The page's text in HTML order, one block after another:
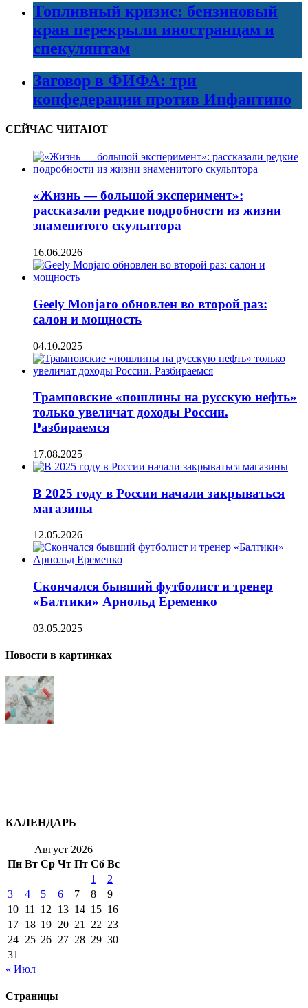
Топливный кризис: бензиновый
кран перекрыли иностранцам и
спекулянтам
Заговор в ФИФА: три
конфедерации против Инфантино
СЕЙЧАС ЧИТАЮТ
«Жизнь — большой эксперимент»:
рассказали редкие подробности из жизни
знаменитого скульптора
16.06.2026
Geely Monjaro обновлен во второй раз:
салон и мощность
04.10.2025
Трамповские «пошлины на русскую нефть»
только увеличат доходы России.
Разбираемся
17.08.2025
В 2025 году в России начали закрываться
магазины
12.05.2026
Скончался бывший футболист и тренер
«Балтики» Арнольд Еременко
03.05.2025
Новости в картинках
КАЛЕНДАРЬ
Август 2026
Пн Вт Ср Чт Пт Сб Вс
1
2
3
4 5 6 7 8
9
10 11 12 13 14 15 16
17 18 19 20 21 22 23
24 25 26 27 28 29 30
31
« Июл
Страницы